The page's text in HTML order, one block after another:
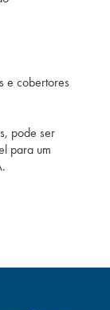
e cobertores
pode ser
para um